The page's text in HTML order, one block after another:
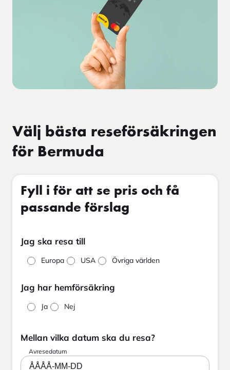
Välj bästa reseförsäkringen
för Bermuda
Fyll i för att se pris och få
passande förslag
Jag ska resa till
Europa USA Övriga världen
Jag har hemförsäkring
Ja Nej
Mellan vilka datum ska du resa?
Avresedatum
ÅÅÅÅ-MM-DD